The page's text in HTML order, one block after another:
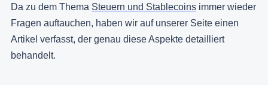
Da zu dem Thema Steuern und Stablecoins immer wieder
Fragen auftauchen, haben wir auf unserer Seite einen
Artikel verfasst, der genau diese Aspekte detailliert
behandelt.